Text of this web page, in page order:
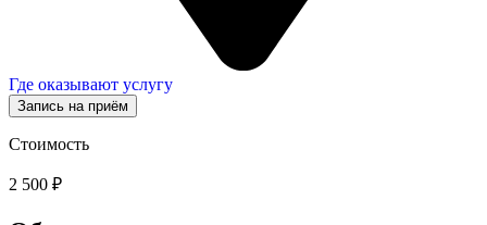
Где оказывают услугу
Запись на приём
Стоимость
2 500 ₽